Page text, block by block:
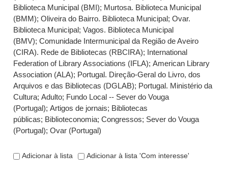
Biblioteca Municipal (BMI); Murtosa. Biblioteca Municipal
(BMM);Oliveira do Bairro. Biblioteca Municipal;Ovar.
Biblioteca Municipal;Vagos. Biblioteca Municipal
(BMV);Comunidade Intermunicipal da Região de Aveiro
(CIRA). Rede de Bibliotecas (RBCIRA); International
Federation of Library Associations (IFLA);American Library
Association (ALA); Portugal. Direção-Geral do Livro, dos
Arquivos e das Bibliotecas (DGLAB); Portugal. Ministério da
Cultura;Adulto; Fundo Local -- Sever do Vouga
(Portugal);Artigos de jornais; Bibliotecas
públicas; Biblioteconomia;Congressos; Sever do Vouga
(Portugal);Ovar (Portugal)
Adicionar à lista Adicionar à lista 'Com interesse'